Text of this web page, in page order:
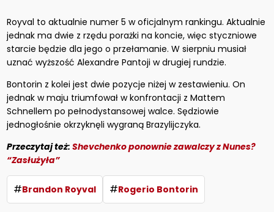
Royval to aktualnie numer 5 w oficjalnym rankingu. Aktualnie
jednak ma dwie z rzędu porażki na koncie, więc styczniowe
starcie będzie dla jego o przełamanie. W sierpniu musiał
uznać wyższość Alexandre Pantoji w drugiej rundzie.
Bontorin z kolei jest dwie pozycje niżej w zestawieniu. On
jednak w maju triumfował w konfrontacji z Mattem
Schnellem po pełnodystansowej walce. Sędziowie
jednogłośnie okrzyknęli wygraną Brazylijczyka.
Przeczytaj też:Shevchenko ponownie zawalczy z Nunes?
“Zasłużyła”
#Brandon Royval #Rogerio Bontorin